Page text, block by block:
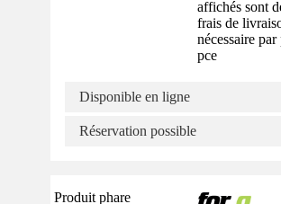
affichés sont
frais de
nécessaire par
pce
Disponible en ligne
Réservation possible
Produit phare